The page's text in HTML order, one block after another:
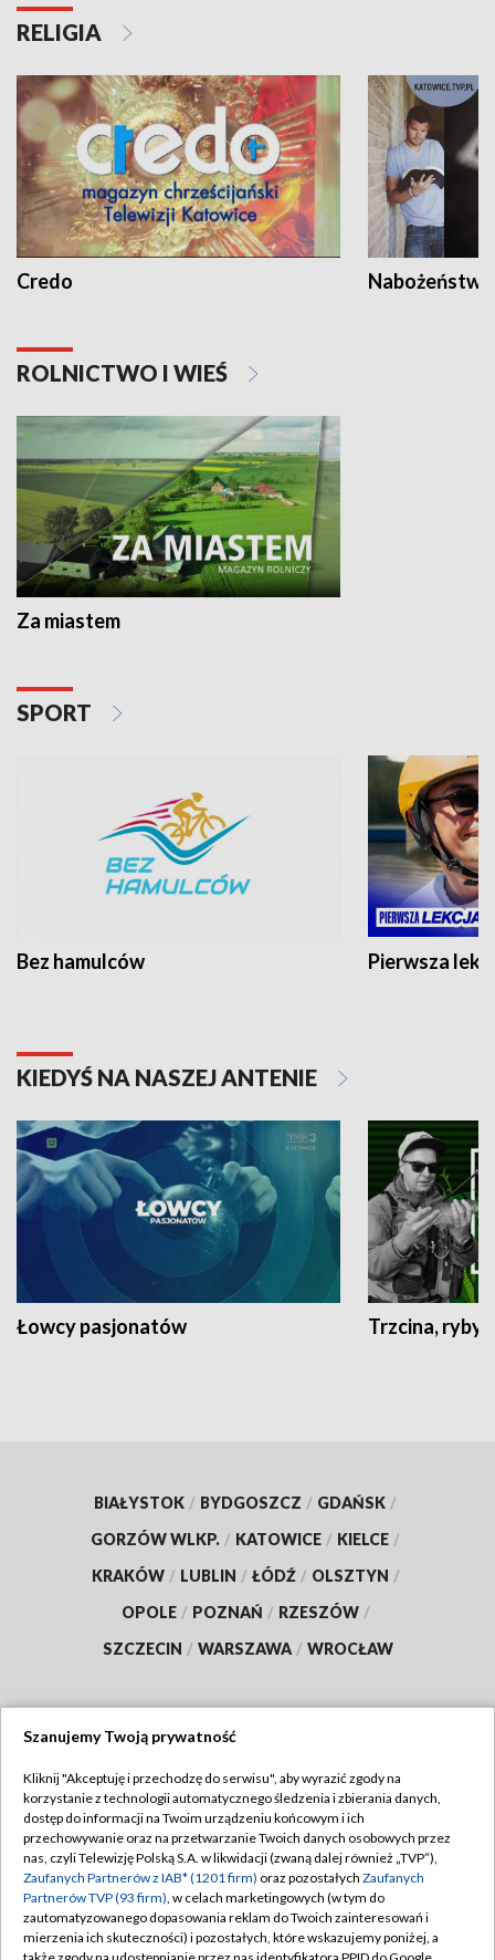
RELIGIA
Credo
ROLNICTWO I WIEŚ
Za miastem
SPORT
Bez hamulców Pierwsza
KIEDYŚ NA NASZEJ ANTENIE
Łowcy pasjonatów Trzcina, ryby
BIAŁYSTOK / BYDGOSZCZ / GDAŃSK /
GORZÓW WLKP. / KATOWICE / KIELCE /
KRAKÓW / LUBLIN / ŁÓDŹ / OLSZTYN /
OPOLE / POZNAŃ / RZESZÓW /
SZCZECIN / WARSZAWA / WROCŁAW
TVP
Abonament TVP
Emisja w TVP
Centrum informacji TVP
Naziemna Telewizja Cyfrowa
Regulamin TVP
Polityka prywatności
Moje zgody
Pomoc
Szanujemy Twoją prywatność
Kliknij "Akceptuję i przechodzę do serwisu", aby wyrazić zgody na
korzystanie z technologii automatycznego śledzenia i zbierania danych,
dostęp do informacji na Twoim urządzeniu końcowym i ich
przechowywanie oraz na przetwarzanie Twoich danych osobowych przez
nas, czyli Telewizję Polską S.A. w likwidacji (zwaną dalej również „TVP”),
Zaufanych Partnerów z IAB* (1201 firm) oraz pozostałych Zaufanych
Partnerów TVP (93 firm), w celach marketingowych (w tym do
zautomatyzowanego dopasowania reklam do Twoich zainteresowań i
mierzenia ich skuteczności) i pozostałych, które wskazujemy poniżej, a